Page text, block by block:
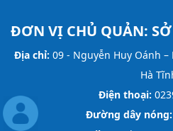
ĐƠN VỊ CHỦ QUẢN:
Địa chỉ: 09 - Nguyễn Huy Oánh –
Hà
Điện thoại:
Đường dây nóng: